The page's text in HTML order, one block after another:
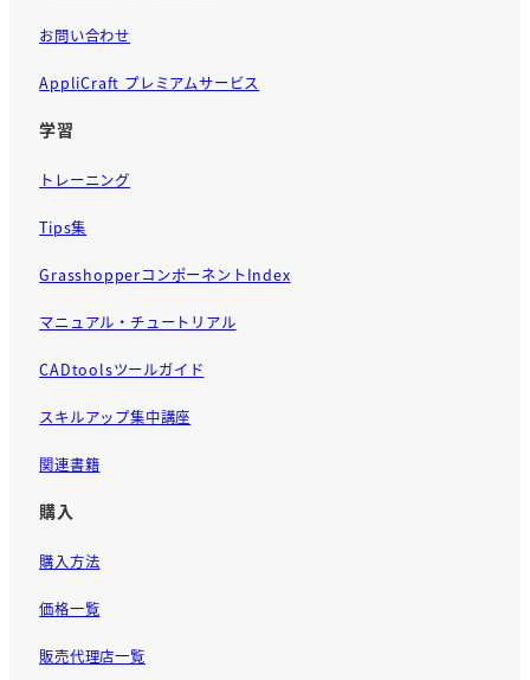
お問い合わせ
AppliCraft プレミアムサービス
学習
トレーニング
Tips集
GrasshopperコンポーネントIndex
マニュアル・チュートリアル
CADtoolsツールガイド
スキルアップ集中講座
関連書籍
購入
購入方法
価格一覧
販売代理店一覧